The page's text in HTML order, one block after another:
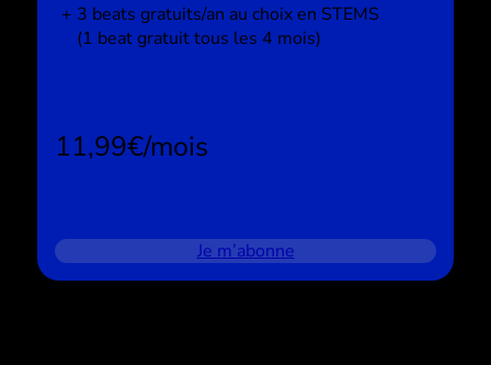
3 beats gratuits/an au choix en STEMS
(1 beat gratuit tous les 4 mois)
11,99€/mois
Je m’abonne